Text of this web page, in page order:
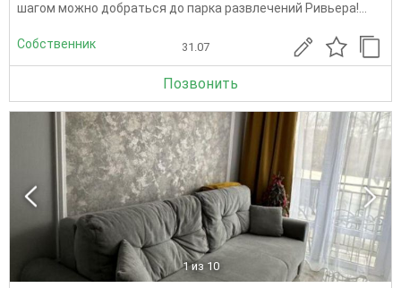
шагом можно добраться до парка развлечений Ривьера!...
Собственник 31.07
Позвонить
1 из 10